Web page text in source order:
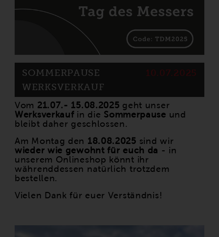
10.07.2025
SOMMERPAUSE
WERKSVERKAUF
Vom 21.07.- 15.08.2025 geht unser
Werksverkaufin die Sommerpause und
bleibt daher geschlossen.
Am Montag den 18.08.2025 sind wir
wieder wie gewohnt für euch da - in
unserem Onlineshop könnt ihr
währenddessen natürlich trotzdem
bestellen.
Vielen Dank für euer Verständnis!